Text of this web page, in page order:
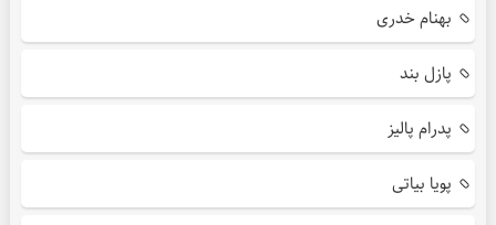
بهنام خدری
پازل بند
پدرام پالیز
پویا بیاتی